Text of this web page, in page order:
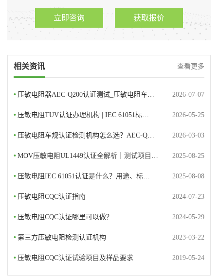
立即咨询 获取报价
相关资讯 查看更多
• 2026-07-07
压敏电阻器AEC-Q200认证测试_压敏电阻车…
• 2026-05-25
压敏电阻TUV认证办理机构 | IEC 61051标…
• 2026-03-03
压敏电阻车规认证检测机构怎么选？AEC-Q…
• 2025-08-25
MOV压敏电阻UL1449认证全解析｜测试项目…
• 2025-08-08
压敏电阻IEC 61051认证是什么？用途、标…
• 2024-07-23
压敏电阻CQC认证指南
• 2024-05-29
压敏电阻CQC认证哪里可以做？
• 2023-03-22
第三方压敏电阻检测认证机构
• 2019-05-24
压敏电阻CQC认证试验项目及样品要求